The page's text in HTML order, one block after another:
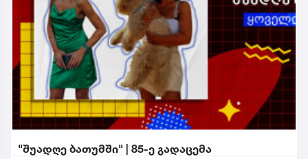
"შუადღე ბათუმში" | 85-ე გადაცემა